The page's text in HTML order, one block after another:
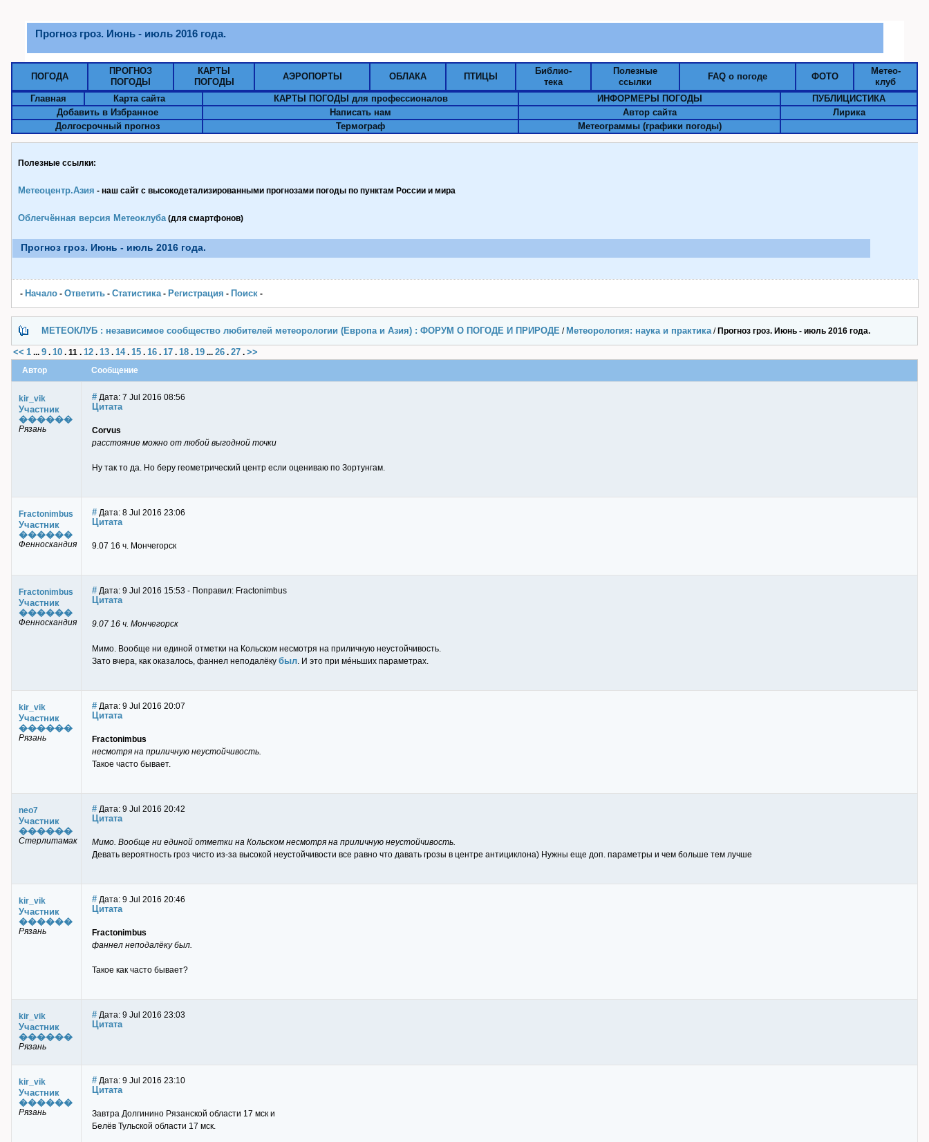
Прогноз гроз. Июнь - июль 2016 года.
ПОГОДА
ПРОГНОЗ
ПОГОДЫ
КАРТЫ
ПОГОДЫ
АЭРОПОРТЫ ОБЛАКА ПТИЦЫ
Библио-
тека
Полезные
ссылки
FAQ о погоде ФОТО
Метео-
клуб
Главная
Карта сайта КАРТЫ ПОГОДЫ для профессионалов ИНФОРМЕРЫ ПОГОДЫ
ПУБЛИЦИСТИКА
Добавить в Избранное
Написать нам Автор сайта
Лирика
Долгосрочный прогноз
Термограф Метеограммы (графики погоды)
Полезные ссылки:
Метеоцентр.Азия - наш сайт с высокодетализированными прогнозами погоды по пунктам Pоссии и мира
Облегчённая версия Метеоклуба(для смартфонов)
Прогноз гроз. Июнь - июль 2016 года.
- Начало - Ответить - Статистика- Pегистрация - Поиск -
МЕТЕОКЛУБ : независимое сообщество любителей метеорологии (Европа и Азия) : ФОРУМ О ПОГОДЕ И ПРИРОДЕ / Метеорология: наука и практика/ Прогноз гроз. Июнь - июль 2016 года.
<< 1 ... 9 . 10 . 11 . 12 . 13 . 14. 15 . 16 . 17 . 18 . 19 ... 26 . 27 . >>
Автор Сообщение
kir_vik
Участник
������
Рязань
# Дата: 7 Jul 2016 08:56
Цитата
Corvus
расстояние можно от любой выгодной точки
Ну так то да. Но беру геометрический центр если оцениваю по Зортунгам.
Fractonimbus
Участник
������
Фенноскандия
# Дата: 8 Jul 2016 23:06
Цитата
9.07 16 ч. Мончегорск
Fractonimbus
Участник
������
Фенноскандия
# Дата: 9 Jul 2016 15:53 - Поправил: Fractonimbus
Цитата
9.07 16 ч. Мончегорск
Мимо. Вообще ни единой отметки на Кольском несмотря на приличную неустойчивость.
Зато вчера, как оказалось, фаннел неподалёку был. И это при мéньших параметрах.
kir_vik
Участник
������
Рязань
# Дата: 9 Jul 2016 20:07
Цитата
Fractonimbus
несмотря на приличную неустойчивость.
Такое часто бывает.
neo7
Участник
������
Стерлитамак
# Дата: 9 Jul 2016 20:42
Цитата
Мимо. Вообще ни единой отметки на Кольском несмотря на приличную неустойчивость.
Девать вероятность гроз чисто из-за высокой неустойчивости все равно что давать грозы в центре антициклона) Нужны еще доп. параметры и чем больше тем лучше
kir_vik
Участник
������
Рязань
# Дата: 9 Jul 2016 20:46
Цитата
Fractonimbus
фаннел неподалёку был.
Такое как часто бывает?
kir_vik
Участник
������
Рязань
# Дата: 9 Jul 2016 23:03
Цитата
kir_vik
Участник
������
Рязань
# Дата: 9 Jul 2016 23:10
Цитата
Завтра Долгинино Рязанской области 17 мск и
Белёв Тульской области 17 мск.